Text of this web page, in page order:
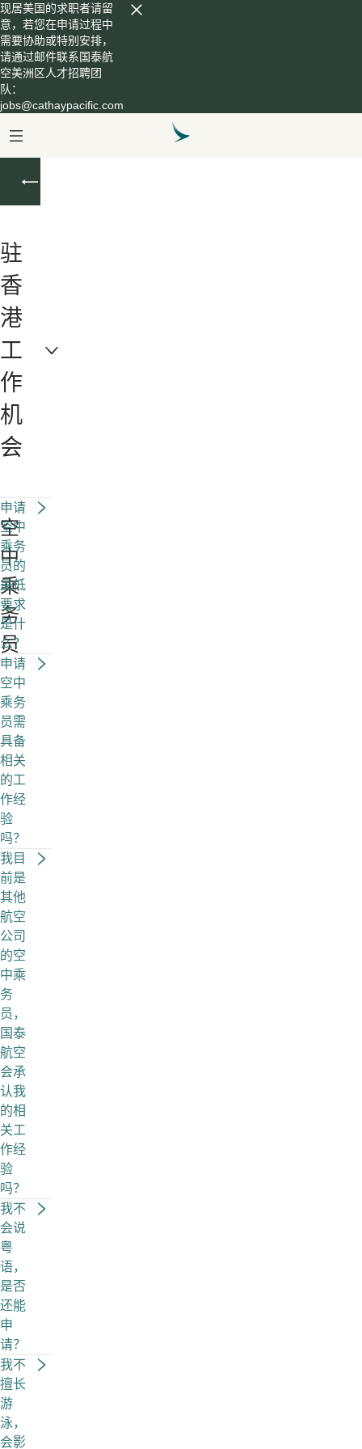
现居美国的求职者请留
意，若您在申请过程中
需要协助或特别安排，
请通过邮件联系国泰航
空美洲区人才招聘团
队：
jobs@cathaypacific.com
驻
香
港
工
作
机
会
空
中
乘
务
员
申请
空中
乘务
员的
最低
要求
是什
么？
申请
空中
乘务
员需
具备
相关
的工
作经
验
吗？
我目
前是
其他
航空
公司
的空
中乘
务
员，
国泰
航空
会承
认我
的相
关工
作经
验
吗？
我不
会说
粤
语，
是否
还能
申
请？
我不
擅长
游
泳，
会影